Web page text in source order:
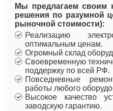
Мы предлагаем своим
решения по разумной
рыночной стоимости):
Реализацию
оптимальным ценам.
Огромный склад
Своевременную
поддержку по всей РФ.
Повседневные
работы любого
Высокое качество
заводскую гарантию.